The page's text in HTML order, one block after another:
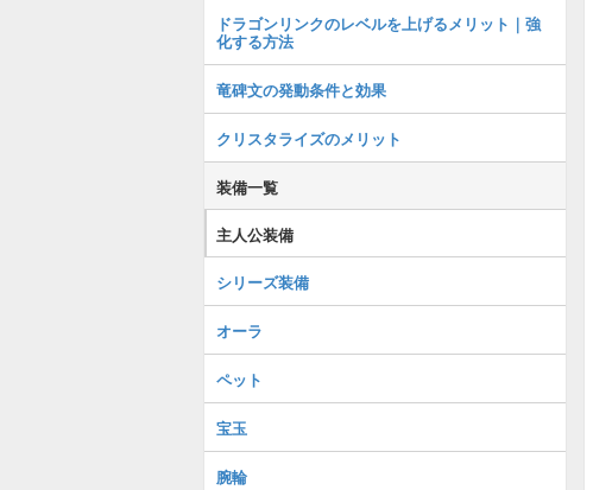
ドラゴンリンクのレベルを上げるメリット｜強
化する方法
竜碑文の発動条件と効果
クリスタライズのメリット
装備一覧
主人公装備
シリーズ装備
オーラ
ペット
宝玉
腕輪